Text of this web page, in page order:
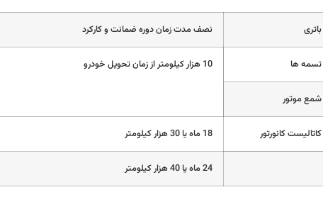
باتری نصف مدت زمان دوره ضمانت و کارکرد
تسمه ها 10 هزار کیلومتر از زمان تحویل خودرو
شمع موتور
کاتالیست کانورتور 18 ماه یا 30 هزار کیلومتر
24 ماه یا 40 هزار کیلومتر